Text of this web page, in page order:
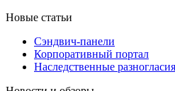
Новые статьи
Сэндвич-панели
Корпоративный портал
Наследственные разногласия